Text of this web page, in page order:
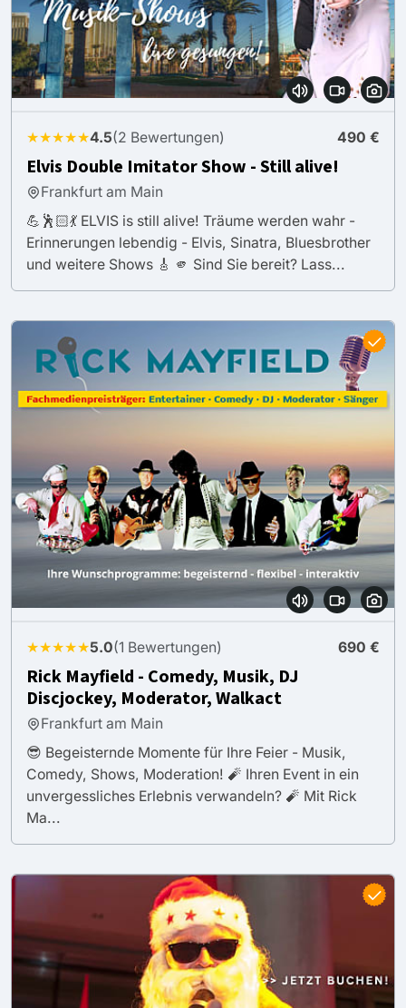
★★★★★4.5(2 Bewertungen) 490 €
Elvis Double Imitator Show - Still alive!
Frankfurt am Main
💪🕺🏻💃 ELVIS is still alive! Träume werden wahr -
Erinnerungen lebendig - Elvis, Sinatra, Bluesbrother
und weitere Shows 🎸 🫵 Sind Sie bereit? Lass...
★★★★★5.0(1 Bewertungen) 690 €
Rick Mayfield - Comedy, Musik, DJ
Discjockey, Moderator, Walkact
Frankfurt am Main
😎 Begeisternde Momente für Ihre Feier - Musik,
Comedy, Shows, Moderation! 🧨 Ihren Event in ein
unvergessliches Erlebnis verwandeln? 🧨 Mit Rick
Ma...